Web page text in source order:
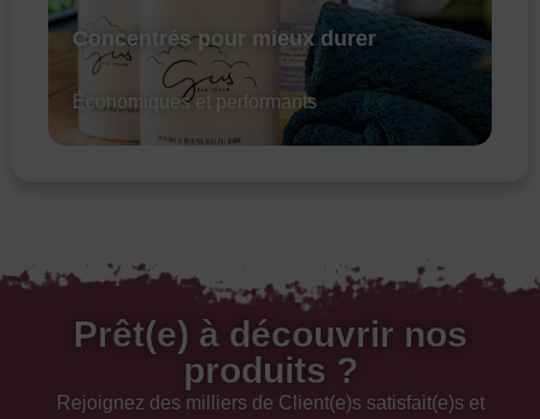
Concentrés pour mieux durer
Économiques et performants
Prêt(e) à découvrir nos
produits ?
Rejoignez des milliers de Client(e)s satisfait(e)s et